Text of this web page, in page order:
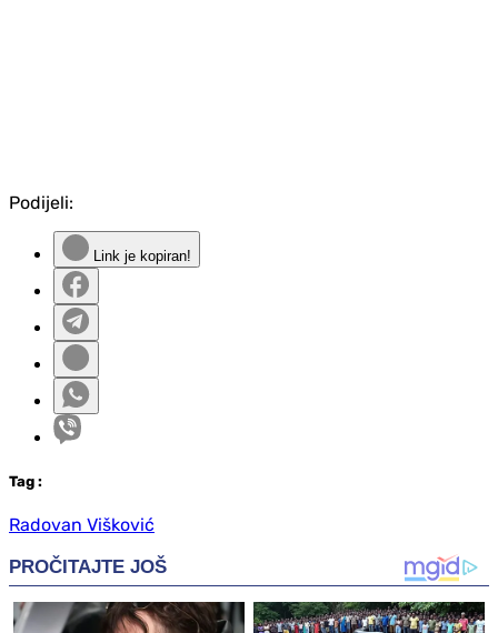
Podijeli:
Link je kopiran!
Tag :
Radovan Višković